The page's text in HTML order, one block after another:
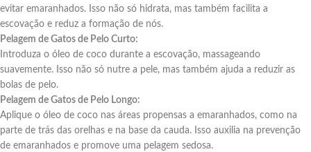
evitar emaranhados. Isso não só hidrata, mas também facilita a
escovação e reduz a formação de nós.
Pelagem de Gatos de Pelo Curto:
Introduza o óleo de coco durante a escovação, massageando
suavemente. Isso não só nutre a pele, mas também ajuda a reduzir as
bolas de pelo.
Pelagem de Gatos de Pelo Longo:
Aplique o óleo de coco nas áreas propensas a emaranhados, como na
parte de trás das orelhas e na base da cauda. Isso auxilia na prevenção
de emaranhados e promove uma pelagem sedosa.